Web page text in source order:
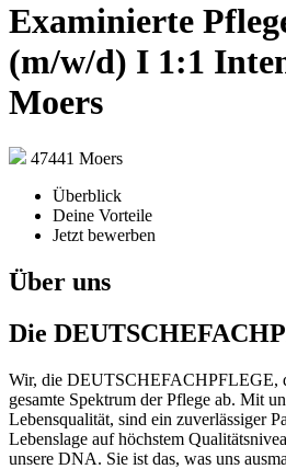
Examinierte
(m/w/d) I 1:1
Moers
47441 Moers
Überblick
Deine Vorteile
Jetzt bewerben
Über uns
Die
Wir, die DEUTSCHEFACHPFLEGE,
gesamte Spektrum der Pflege ab. Mit
Lebensqualität, sind ein zuverlässiger
Lebenslage auf höchstem
unsere DNA. Sie ist das, was uns